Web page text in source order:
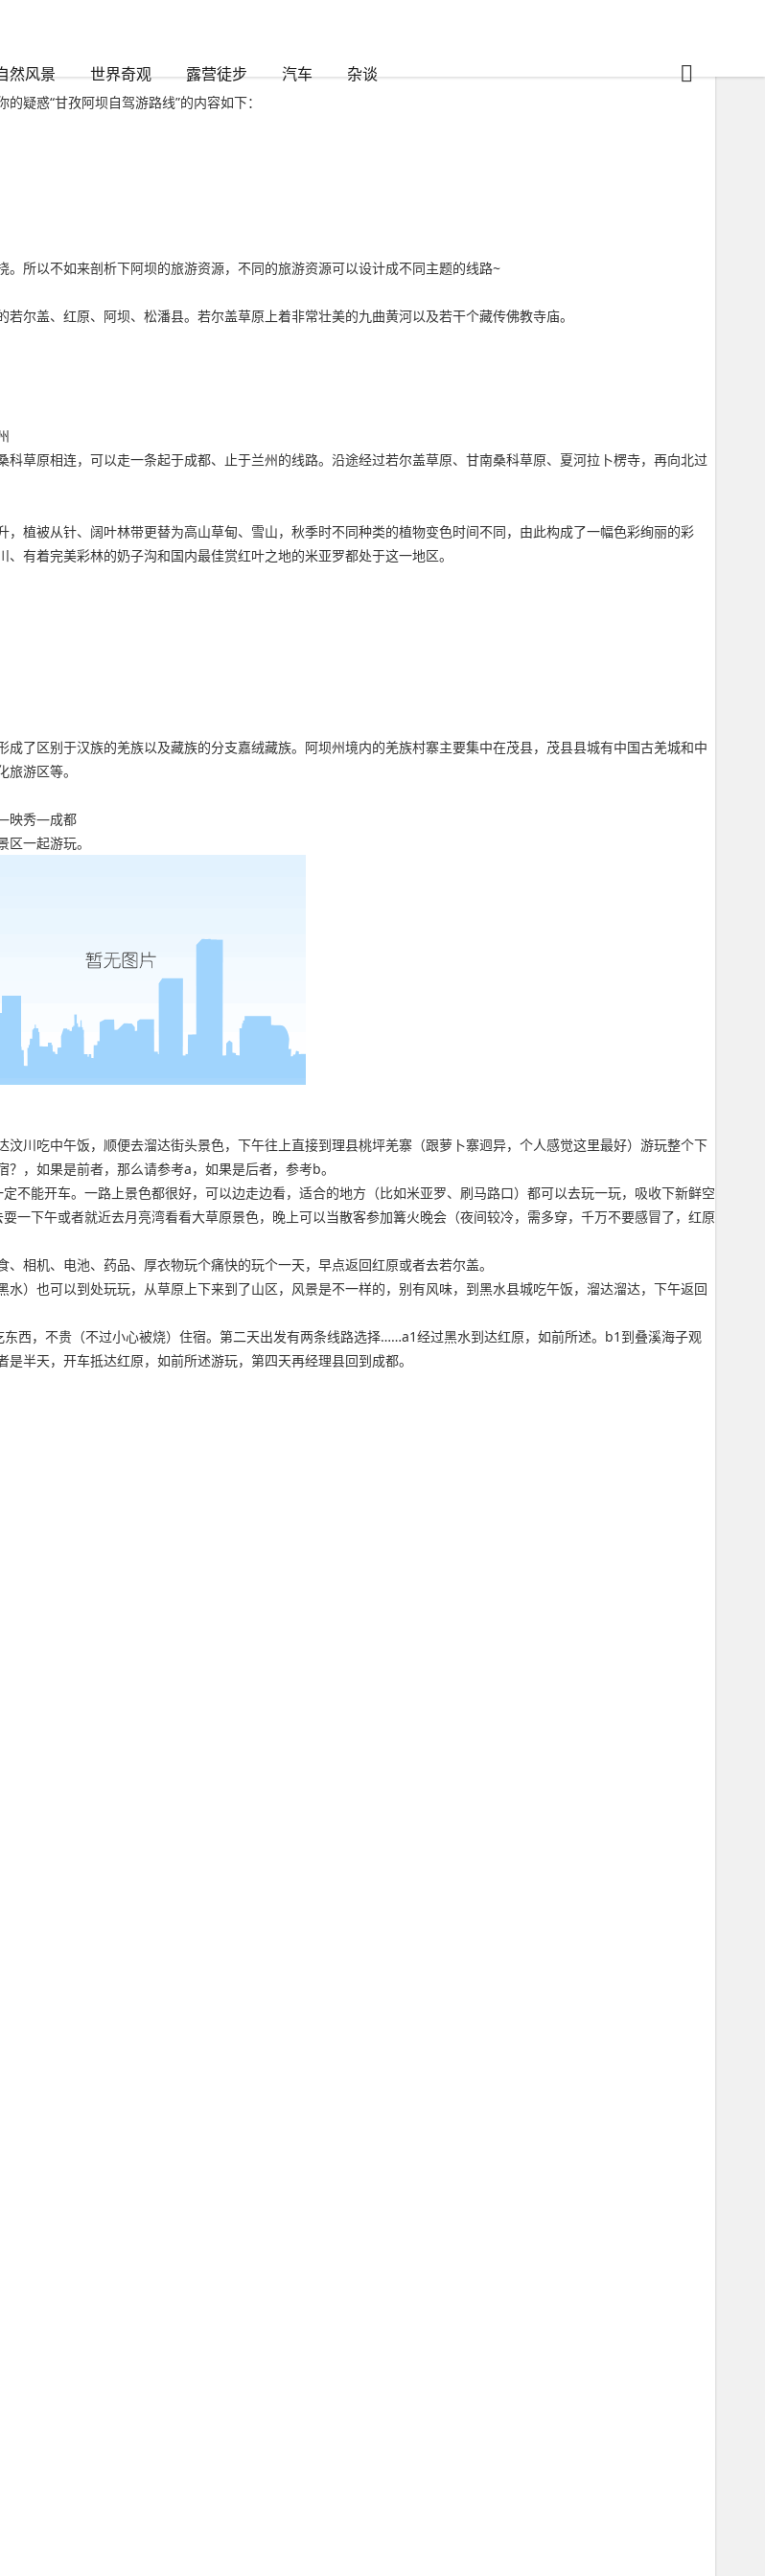
然风景 世界奇观 露营徒步 汽车 杂谈
疑惑“甘孜阿坝自驾游路线”的内容如下：
所以不如来剖析下阿坝的旅游资源，不同的旅游资源可以设计成不同主题的线路~
尔盖、红原、阿坝、松潘县。若尔盖草原上着非常壮美的九曲黄河以及若干个藏传佛教寺庙。
草原相连，可以走一条起于成都、止于兰州的线路。沿途经过若尔盖草原、甘南桑科草原、夏河拉卜楞寺，再向北过
植被从针、阔叶林带更替为高山草甸、雪山，秋季时不同种类的植物变色时间不同，由此构成了一幅色彩绚丽的彩
有着完美彩林的奶子沟和国内最佳赏红叶之地的米亚罗都处于这一地区。
了区别于汉族的羌族以及藏族的分支嘉绒藏族。阿坝州境内的羌族村寨主要集中在茂县，茂县县城有中国古羌城和中
游区等。
映秀—成都
一起游玩。
川吃中午饭，顺便去溜达街头景色，下午往上直接到理县桃坪羌寨（跟萝卜寨迥异，个人感觉这里最好）游玩整个下
，如果是前者，那么请参考a，如果是后者，参考b。
不能开车。一路上景色都很好，可以边走边看，适合的地方（比如米亚罗、刷马路口）都可以去玩一玩，吸收下新鲜空
下午或者就近去月亮湾看看大草原景色，晚上可以当散客参加篝火晚会（夜间较冷，需多穿，千万不要感冒了，红原
相机、电池、药品、厚衣物玩个痛快的玩个一天，早点返回红原或者去若尔盖。
）也可以到处玩玩，从草原上下来到了山区，风景是不一样的，别有风味，到黑水县城吃午饭，溜达溜达，下午返回
西，不贵（不过小心被烧）住宿。第二天出发有两条线路选择……a1经过黑水到达红原，如前所述。b1到叠溪海子观
半天，开车抵达红原，如前所述游玩，第四天再经理县回到成都。